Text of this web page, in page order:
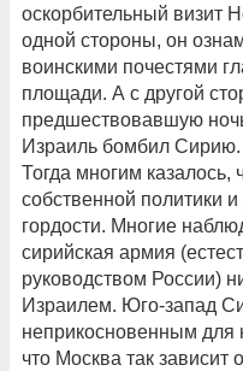
оскорбительный визит
одной стороны, он
воинскими почестями
площади. А с другой
предшествовавшую
Израиль бомбил
Тогда многим казалось,
собственной политики
гордости. Многие
сирийская армия
руководством России)
Израилем. Юго-запад
неприкосновенным
что Москва так зависит